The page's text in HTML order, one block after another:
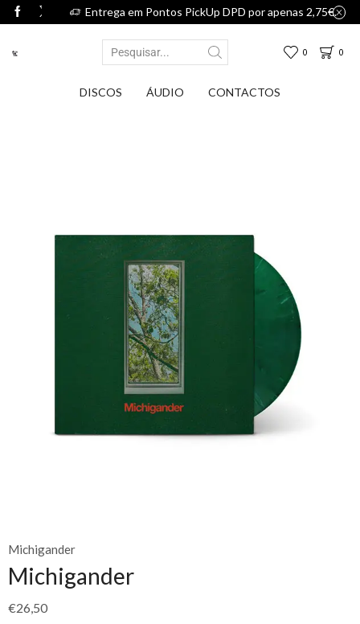
Entrega em Pontos PickUp DPD por apenas 2,75€.
0 0
DISCOS ÁUDIO CONTACTOS
Michigander
Michigander
€26,50